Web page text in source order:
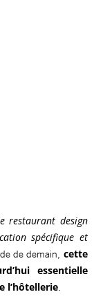
restaurant design
spécifique et
de demain, cette
essentielle
l’hôtellerie.